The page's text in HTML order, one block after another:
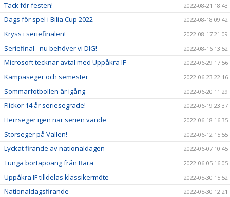
Tack för festen! 2022-08-21 18:43
Dags för spel i Bilia Cup 2022 2022-08-18 09:42
Kryss i seriefinalen! 2022-08-17 21:09
Seriefinal - nu behöver vi DIG! 2022-08-16 13:52
Microsoft tecknar avtal med Uppåkra IF 2022-06-29 17:56
Kämpaseger och semester 2022-06-23 22:16
Sommarfotbollen är igång 2022-06-20 11:29
Flickor 14 år seriesegrade! 2022-06-19 23:37
Herrseger igen när serien vände 2022-06-18 16:35
Storseger på Vallen! 2022-06-12 15:55
Lyckat firande av nationaldagen 2022-06-07 10:45
Tunga bortapoäng från Bara 2022-06-05 16:05
Uppåkra IF tilldelas klassikermöte 2022-05-30 15:52
Nationaldagsfirande 2022-05-30 12:21